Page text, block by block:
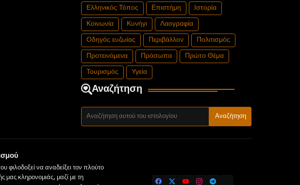
Ελληνικός Τόπος Επιστήμη Ιστορία
Κοινωνία Κυνήγι Λαογραφία
Οδηγός ευζωίας Περιβάλλον Πολιτισμός
Προτεινόμενα Πρόσωπα Πρώτο Θέμα
Τουρισμός Υγεία
Αναζήτηση
φιλοδοξεί να αναδείξει τον πλούτο
μας κληρονομιάς, μαζί με τη